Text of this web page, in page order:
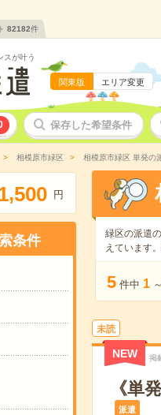
82182件
スが叶う
関東版 エリア変更
保存した希望条件
相模原市緑区 相模原市緑区 単発の
,500 円
条件 緑区の派遣
えています
5 件中 1 ～
未読
NEW 掲
《単
派遣